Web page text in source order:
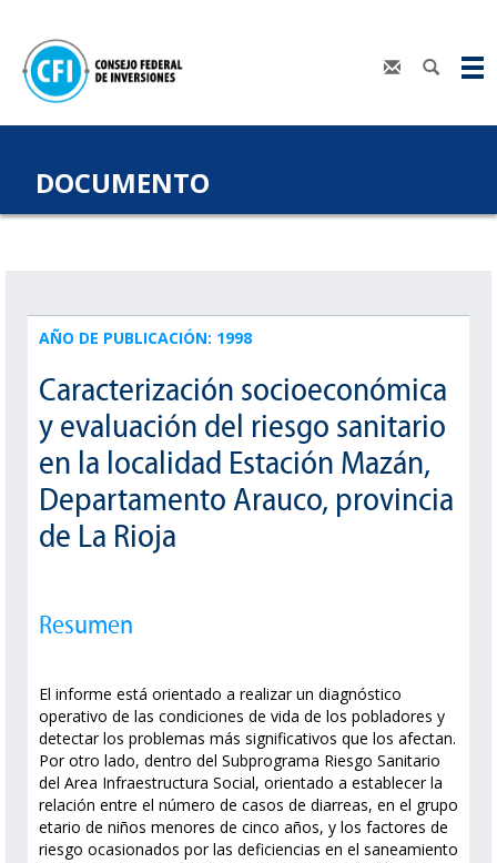
DOCUMENTO
AÑO DE PUBLICACIÓN: 1998
Caracterización socioeconómica
y evaluación del riesgo sanitario
en la localidad Estación Mazán,
Departamento Arauco, provincia
de La Rioja
Resumen
El informe está orientado a realizar un diagnóstico
operativo de las condiciones de vida de los pobladores y
detectar los problemas más significativos que los afectan.
Por otro lado, dentro del Subprograma Riesgo Sanitario
del Area Infraestructura Social, orientado a establecer la
relación entre el número de casos de diarreas, en el grupo
etario de niños menores de cinco años, y los factores de
riesgo ocasionados por las deficiencias en el saneamiento